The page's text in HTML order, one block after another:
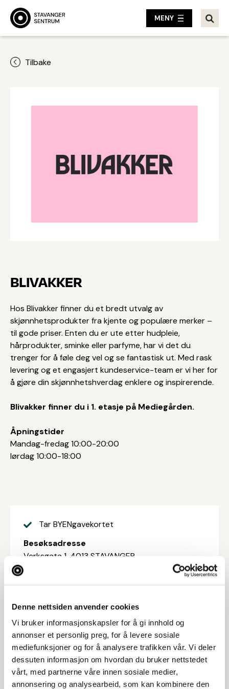
Denne nettsiden anvender cookies
Vi bruker informasjonskapsler for å gi innhold og
annonser et personlig preg, for å levere sosiale
mediefunksjoner og for å analysere trafikken vår. Vi deler
dessuten informasjon om hvordan du bruker nettstedet
vårt, med partnerne våre innen sosiale medier,
annonsering og analysearbeid, som kan kombinere den
MENY
Tilbake
BLIVAKKER
Hos Blivakker finner du et bredt utvalg av
skjønnhetsprodukter fra kjente og populære merker –
til gode priser. Enten du er ute etter hudpleie,
hårprodukter, sminke eller parfyme, har vi det du
trenger for å føle deg vel og se fantastisk ut. Med rask
levering og et engasjert kundeservice-team er vi her for
å gjøre din skjønnhetshverdag enklere og inspirerende.
Blivakker finner du i 1. etasje på Mediegården.
Åpningstider
Mandag-fredag 10:00-20:00
lørdag 10:00-18:00
Tar BYENgavekortet
Besøksadresse
Verksgata 1, 4013 STAVANGER
Web
Besøk nettside
Ta kontakt
post@blivakker.no